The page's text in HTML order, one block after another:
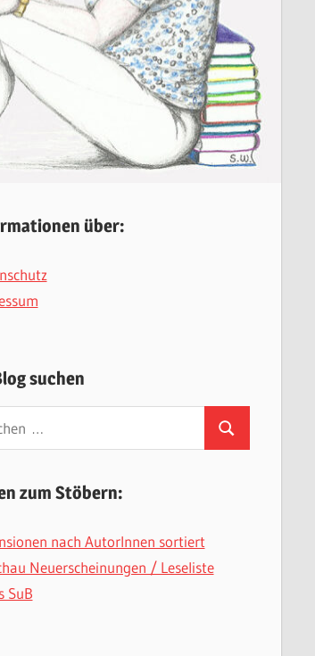
über:
suchen
Suchen
zum Stöbern:
nach AutorInnen sortiert
Neuerscheinungen / Leseliste
SuB